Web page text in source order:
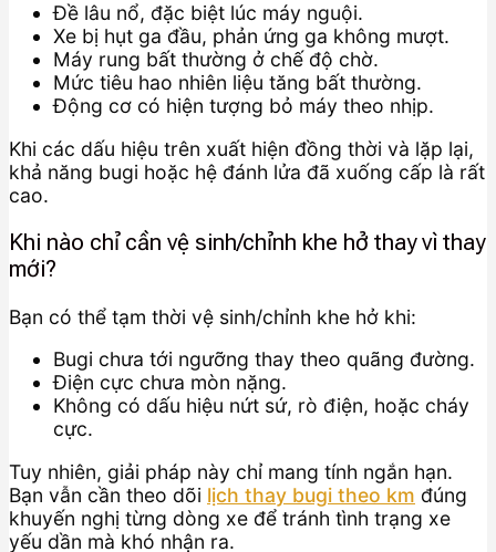
Đề lâu nổ, đặc biệt lúc máy nguội.
Xe bị hụt ga đầu, phản ứng ga không mượt.
Máy rung bất thường ở chế độ chờ.
Mức tiêu hao nhiên liệu tăng bất thường.
Động cơ có hiện tượng bỏ máy theo nhịp.
Khi các dấu hiệu trên xuất hiện đồng thời và lặp lại,
khả năng bugi hoặc hệ đánh lửa đã xuống cấp là rất
cao.
Khi nào chỉ cần vệ sinh/chỉnh khe hở thay vì thay
mới?
Bạn có thể tạm thời vệ sinh/chỉnh khe hở khi:
Bugi chưa tới ngưỡng thay theo quãng đường.
Điện cực chưa mòn nặng.
Không có dấu hiệu nứt sứ, rò điện, hoặc cháy
cực.
Tuy nhiên, giải pháp này chỉ mang tính ngắn hạn.
Bạn vẫn cần theo dõi lịch thay bugi theo km đúng
khuyến nghị từng dòng xe để tránh tình trạng xe
yếu dần mà khó nhận ra.